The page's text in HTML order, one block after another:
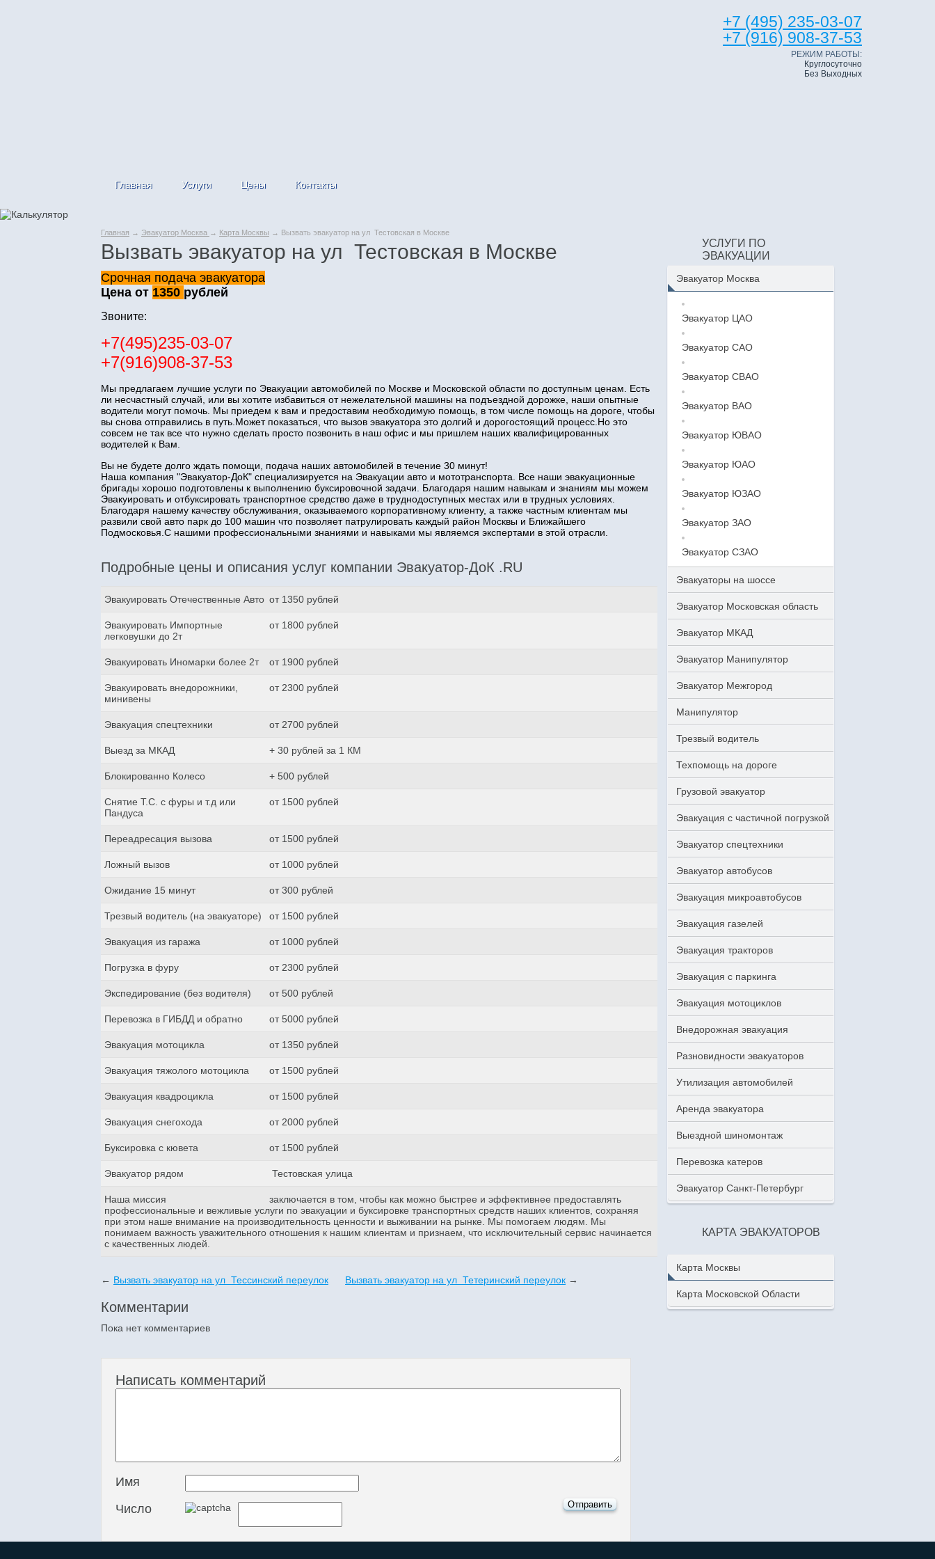
+7 (495) 235-03-07
+7 (916) 908-37-53
РЕЖИМ РАБОТЫ:
Круглосуточно
Без Выходных
Главная Услуги Цены Контакты
Главная → Эвакуатор Москва → Карта Москвы → Вызвать эвакуатор на ул Тестовская в Москве
Вызвать эвакуатор на ул Тестовская в Москве
Срочная подача эвакуатора
Цена от 1350 рублей
Звоните:
+7(495)235-03-07
+7(916)908-37-53
Мы предлагаем лучшие услуги по Эвакуации автомобилей по Москве и Московской области по доступным ценам. Есть
ли несчастный случай, или вы хотите избавиться от нежелательной машины на подъездной дорожке, наши опытные
водители могут помочь. Мы приедем к вам и предоставим необходимую помощь, в том числе помощь на дороге, чтобы
вы снова отправились в путь.Может показаться, что вызов эвакуатора это долгий и дорогостоящий процесс.Но это
совсем не так все что нужно сделать просто позвонить в наш офис и мы пришлем наших квалифицированных
водителей к Вам.
Вы не будете долго ждать помощи, подача наших автомобилей в течение 30 минут!
Наша компания "Эвакуатор-ДоК" специализируется на Эвакуации авто и мототранспорта. Все наши эвакуационные
бригады хорошо подготовлены к выполнению буксировочной задачи. Благодаря нашим навыкам и знаниям мы можем
Эвакуировать и отбуксировать транспортное средство даже в труднодоступных местах или в трудных условиях.
Благодаря нашему качеству обслуживания, оказываемого корпоративному клиенту, а также частным клиентам мы
развили свой авто парк до 100 машин что позволяет патрулировать каждый район Москвы и Ближайшего
Подмосковья.С нашими профессиональными знаниями и навыками мы являемся экспертами в этой отрасли.
Подробные цены и описания услуг компании Эвакуатор-ДоК .RU
Эвакуировать Отечественные Авто от 1350 рублей
Эвакуировать Импортные
легковушки до 2т
от 1800 рублей
Эвакуировать Иномарки более 2т от 1900 рублей
Эвакуировать внедорожники,
минивены
от 2300 рублей
Эвакуация спецтехники от 2700 рублей
Выезд за МКАД + 30 рублей за 1 КМ
Блокированно Колесо + 500 рублей
Снятие Т.С. с фуры и т.д или
Пандуса
от 1500 рублей
Переадресация вызова от 1500 рублей
Ложный вызов от 1000 рублей
Ожидание 15 минут от 300 рублей
Трезвый водитель (на эвакуаторе) от 1500 рублей
Эвакуация из гаража от 1000 рублей
Погрузка в фуру от 2300 рублей
Экспедирование (без водителя) от 500 рублей
Перевозка в ГИБДД и обратно от 5000 рублей
Эвакуация мотоцикла от 1350 рублей
Эвакуация тяжолого мотоцикла от 1500 рублей
Эвакуация квадроцикла от 1500 рублей
Эвакуация снегохода от 2000 рублей
Буксировка с кювета от 1500 рублей
Эвакуатор рядом Тестовская улица
Наша миссия
заключается в том, чтобы как можно быстрее и эффективнее предоставлять
профессиональные и вежливые услуги по эвакуации и буксировке транспортных средств наших клиентов, сохраняя
при этом наше внимание на производительность ценности и выживании на рынке. Мы помогаем людям. Мы
понимаем важность уважительного отношения к нашим клиентам и признаем, что исключительный сервис начинается
с качественных людей.
← Вызвать эвакуатор на ул Тессинский переулок Вызвать эвакуатор на ул Тетеринский переулок →
Комментарии
Пока нет комментариев
Написать комментарий
Имя
Число
УСЛУГИ ПО
ЭВАКУАЦИИ
Эвакуатор Москва
Эвакуатор ЦАО
Эвакуатор САО
Эвакуатор СВАО
Эвакуатор ВАО
Эвакуатор ЮВАО
Эвакуатор ЮАО
Эвакуатор ЮЗАО
Эвакуатор ЗАО
Эвакуатор СЗАО
Эвакуаторы на шоссе
Эвакуатор Московская область
Эвакуатор МКАД
Эвакуатор Манипулятор
Эвакуатор Межгород
Манипулятор
Трезвый водитель
Техпомощь на дороге
Грузовой эвакуатор
Эвакуация с частичной погрузкой
Эвакуатор спецтехники
Эвакуатор автобусов
Эвакуация микроавтобусов
Эвакуация газелей
Эвакуация тракторов
Эвакуация с паркинга
Эвакуация мотоциклов
Внедорожная эвакуация
Разновидности эвакуаторов
Утилизация автомобилей
Аренда эвакуатора
Выездной шиномонтаж
Перевозка катеров
Эвакуатор Санкт-Петербург
КАРТА ЭВАКУАТОРОВ
Карта Москвы
Карта Московской Области